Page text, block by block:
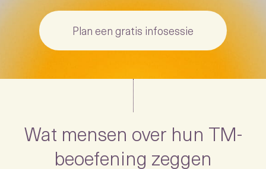
Plan een gratis infosessie
Wat mensen over hun TM-
beoefening zeggen